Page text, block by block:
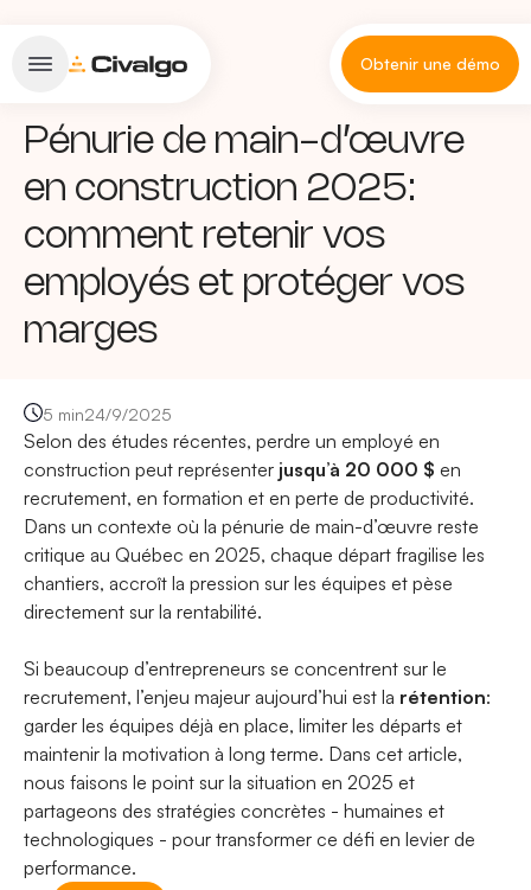
Obtenir une démo
Pénurie de main-d’œuvre
en construction 2025:
comment retenir vos
employés et protéger vos
marges
5 min24/9/2025
Selon des études récentes, perdre un employé en
construction peut représenter jusqu’à 20 000 $ en
recrutement, en formation et en perte de productivité.
Dans un contexte où la pénurie de main-d’œuvre reste
critique au Québec en 2025, chaque départ fragilise les
chantiers, accroît la pression sur les équipes et pèse
directement sur la rentabilité.
Si beaucoup d’entrepreneurs se concentrent sur le
recrutement, l’enjeu majeur aujourd’hui est la rétention:
garder les équipes déjà en place, limiter les départs et
maintenir la motivation à long terme. Dans cet article,
nous faisons le point sur la situation en 2025 et
partageons des stratégies concrètes - humaines et
technologiques - pour transformer ce défi en levier de
performance.